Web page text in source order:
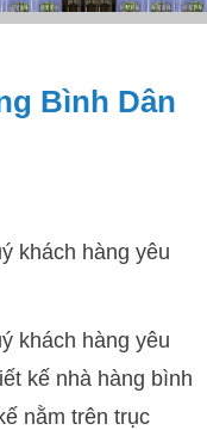
Bình Dân
khách hàng yêu
khách hàng yêu
kế nhà hàng bình
nằm trên trục